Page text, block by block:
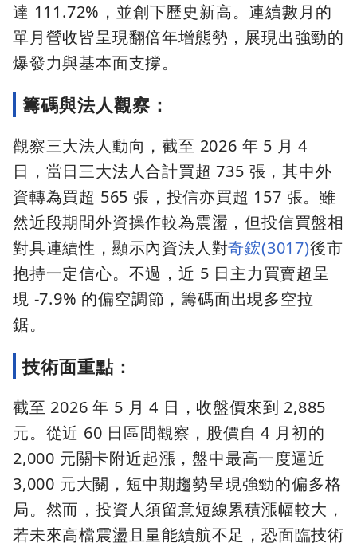
達 111.72%，並創下歷史新高。連續數月的
單月營收皆呈現翻倍年增態勢，展現出強勁的
爆發力與基本面支撐。
籌碼與法人觀察：
觀察三大法人動向，截至 2026 年 5 月 4
日，當日三大法人合計買超 735 張，其中外
資轉為買超 565 張，投信亦買超 157 張。雖
然近段期間外資操作較為震盪，但投信買盤相
對具連續性，顯示內資法人對奇鋐(3017)後市
抱持一定信心。不過，近 5 日主力買賣超呈
現 -7.9% 的偏空調節，籌碼面出現多空拉
鋸。
技術面重點：
截至 2026 年 5 月 4 日，收盤價來到 2,885
元。從近 60 日區間觀察，股價自 4 月初的
2,000 元關卡附近起漲，盤中最高一度逼近
3,000 元大關，短中期趨勢呈現強勁的偏多格
局。然而，投資人須留意短線累積漲幅較大，
若未來高檔震盪且量能續航不足，恐面臨技術